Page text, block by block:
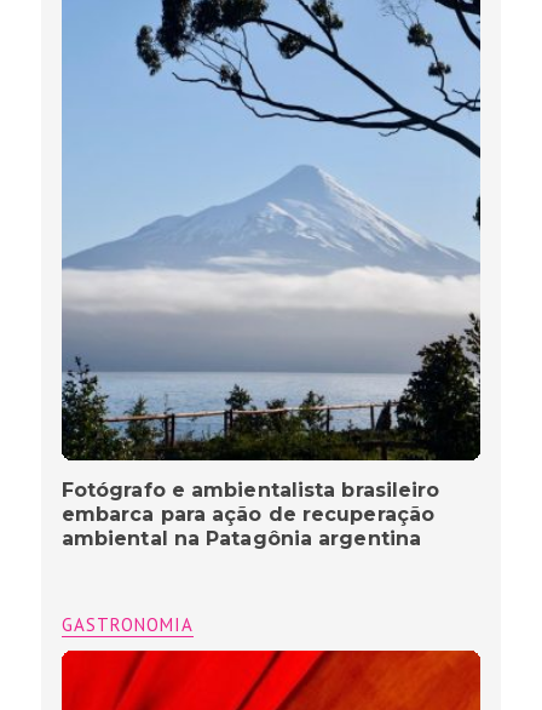
Fotógrafo e ambientalista brasileiro
embarca para ação de recuperação
ambiental na Patagônia argentina
GASTRONOMIA